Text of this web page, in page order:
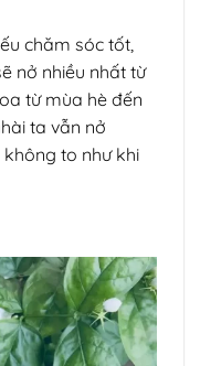
chăm sóc tốt,
nở nhiều nhất từ
từ mùa hè đến
ta vẫn nở
to như khi